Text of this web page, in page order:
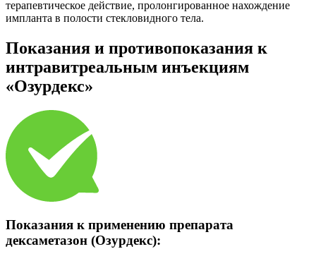
терапевтическое действие, пролонгированное нахождение
импланта в полости стекловидного тела.
Показания и противопоказания к
интравитреальным инъекциям
«Озурдекс»
Показания к применению препарата
дексаметазон (Озурдекс):